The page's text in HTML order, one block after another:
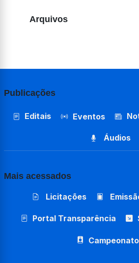
Arquivos
Publicações
Editais Eventos
Áudios
Mais acessados
Licitações
Portal Transparência